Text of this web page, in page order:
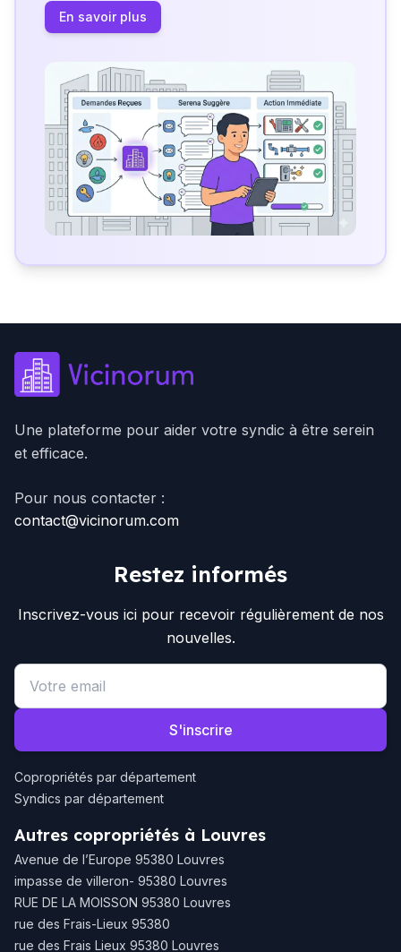
En savoir plus
Une plateforme pour aider votre syndic à être serein
et efficace.
Pour nous contacter :
contact@vicinorum.com
Restez informés
Inscrivez-vous ici pour recevoir régulièrement de nos
nouvelles.
Email address
S'inscrire
Copropriétés par département
Syndics par département
Autres copropriétés à Louvres
Avenue de l’Europe 95380 Louvres
impasse de villeron- 95380 Louvres
RUE DE LA MOISSON 95380 Louvres
rue des Frais-Lieux 95380
rue des Frais Lieux 95380 Louvres